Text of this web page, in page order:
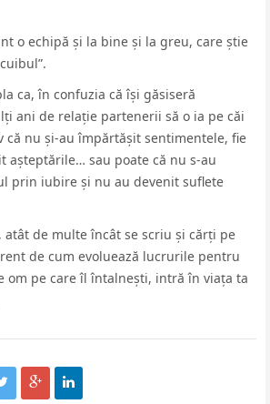
o echipă și la bine și la greu, care știe
ca, în confuzia că își găsiseră
ani de relație partenerii să o ia pe căi
nu și-au împărtășit sentimentele, fie
așteptările… sau poate că nu s-au
prin iubire și nu au devenit suflete
atât de multe încât se scriu și cărți pe
de cum evoluează lucrurile pentru
om pe care îl întalnești, intră în viața ta